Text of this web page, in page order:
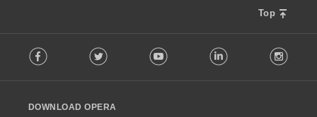
Top
o
w
Facebook Twitter Youtube LinkedIn
DOWNLOAD OPERA